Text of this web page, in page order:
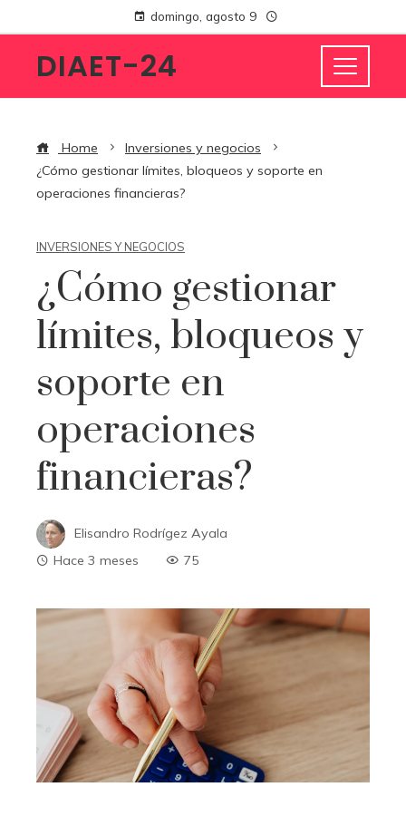
domingo, agosto 9
DIAET-24
Home
Inversiones y negocios
¿Cómo gestionar límites, bloqueos y soporte en
operaciones financieras?
INVERSIONES Y NEGOCIOS
¿Cómo gestionar
límites, bloqueos y
soporte en
operaciones
financieras?
Elisandro Rodrígez Ayala
Hace 3 meses
75